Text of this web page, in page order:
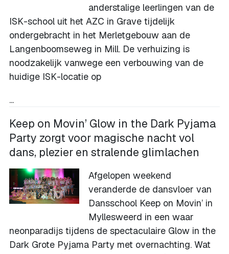
anderstalige leerlingen van de
ISK-school uit het AZC in Grave tijdelijk
ondergebracht in het Merletgebouw aan de
Langenboomseweg in Mill. De verhuizing is
noodzakelijk vanwege een verbouwing van de
huidige ISK-locatie op
...
Keep on Movin’ Glow in the Dark Pyjama
Party zorgt voor magische nacht vol
dans, plezier en stralende glimlachen
Afgelopen weekend
veranderde de dansvloer van
Dansschool Keep on Movin’ in
Myllesweerd in een waar
neonparadijs tijdens de spectaculaire Glow in the
Dark Grote Pyjama Party met overnachting. Wat